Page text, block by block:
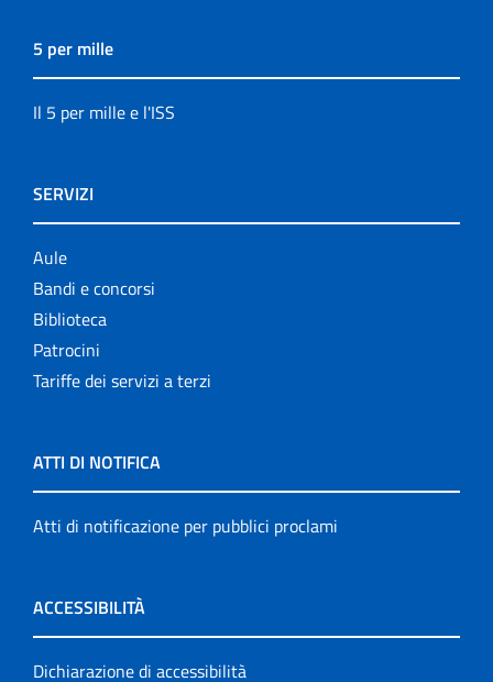
5 per mille
Il 5 per mille e l'ISS
SERVIZI
Aule
Bandi e concorsi
Biblioteca
Patrocini
Tariffe dei servizi a terzi
ATTI DI NOTIFICA
Atti di notificazione per pubblici proclami
ACCESSIBILITÀ
Dichiarazione di accessibilità